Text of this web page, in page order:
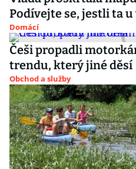
Podívejte se, jestli ta
Domácí
Češi propadli
trendu, který jiné děsí
Obchod a služby